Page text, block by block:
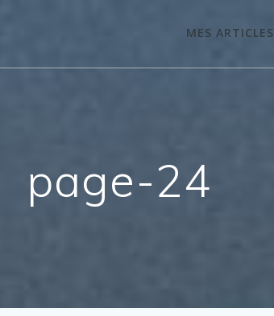
MES ARTICLES
page-24